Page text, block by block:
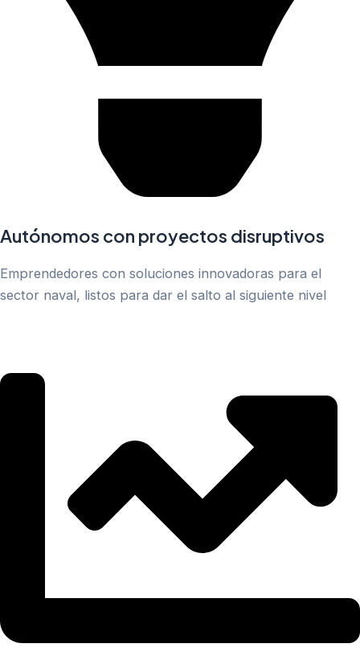
Autónomos con proyectos disruptivos
Emprendedores con soluciones innovadoras para el
sector naval, listos para dar el salto al siguiente nivel